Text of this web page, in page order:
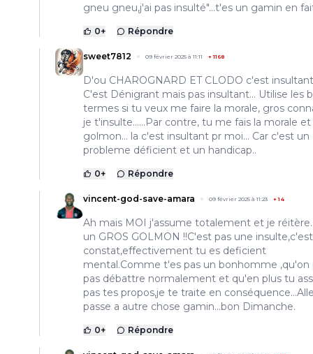
gneu gneu,j'ai pas insulté"...t'es un gamin en
0+ Répondre
sweet7812 09 février 2025 à 11:11 +1168
D'ou CHAROGNARD ET CLODO c'est
C'est Dénigrant mais pas insultant... Utilise les
termes si tu veux me faire la morale, gros
je t'insulte......Par contre, tu me fais la morale
golmon... la c'est insultant pr moi... Car c'est un
probleme déficient et un handicap..
0+ Répondre
vincent-god-save-amara 09 février 2025 à 11:23 +14
Ah mais MOI j'assume totalement et je
un GROS GOLMON !!C'est pas une
constat,effectivement tu es deficient
mental.Comme t'es pas un bonhomme ,qu'on
pas débattre normalement et qu'en plus tu
pas tes propos,je te traite en
passe a autre chose gamin...bon Dimanche.
0+ Répondre